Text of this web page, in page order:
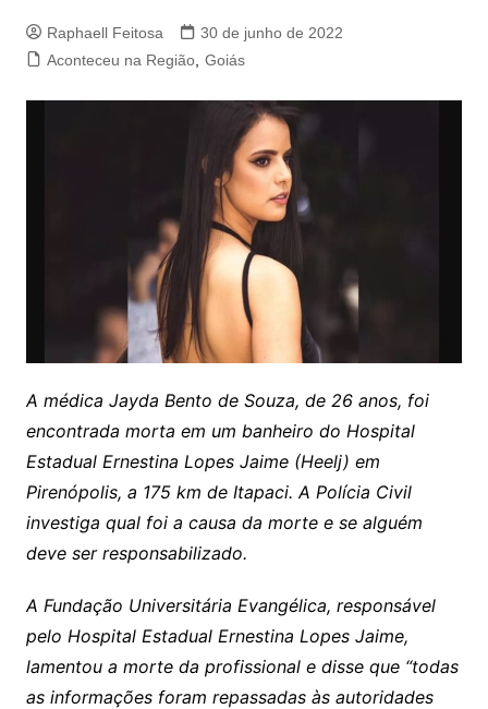
Raphaell Feitosa
30 de junho de 2022
Aconteceu na Região, Goiás
A médica Jayda Bento de Souza, de 26 anos, foi
encontrada morta em um banheiro do Hospital
Estadual Ernestina Lopes Jaime (Heelj) em
Pirenópolis, a 175 km de Itapaci. A Polícia Civil
investiga qual foi a causa da morte e se alguém
deve ser responsabilizado.
A Fundação Universitária Evangélica, responsável
pelo Hospital Estadual Ernestina Lopes Jaime,
lamentou a morte da profissional e disse que “todas
as informações foram repassadas às autoridades